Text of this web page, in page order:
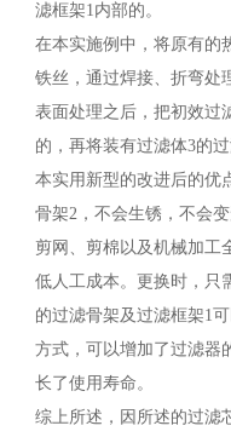
滤框架1内部的。
在本实施例中，将原有的
铁丝，通过焊接、折弯处
表面处理之后，把初效过
的，再将装有过滤体3的
本实用新型的改进后的优
骨架2，不会生锈，不会
剪网、剪棉以及机械加工
低人工成本。更换时，只
的过滤骨架及过滤框架1
方式，可以增加了过滤器
长了使用寿命。
综上所述，因所述的过滤